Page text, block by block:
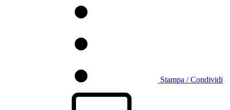
Stampa / Condividi